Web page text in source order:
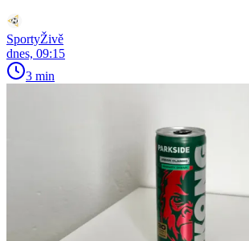
SportyŽivě
dnes, 09:15
3 min